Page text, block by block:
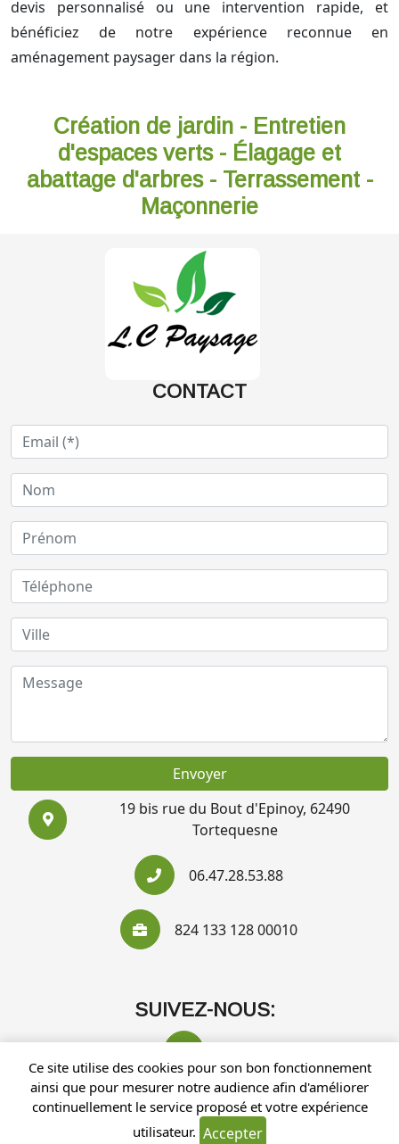
devis personnalisé ou une intervention rapide, et
bénéficiez de notre expérience reconnue en
aménagement paysager dans la région.
Création de jardin - Entretien
d'espaces verts - Élagage et
abattage d'arbres - Terrassement -
Maçonnerie
CONTACT
Envoyer
19 bis rue du Bout d'Epinoy, 62490
Tortequesne
06.47.28.53.88
824 133 128 00010
SUIVEZ-NOUS:
Recherches fréquentes
Ce site utilise des cookies pour son bon fonctionnement
ainsi que pour mesurer notre audience afin d'améliorer
continuellement le service proposé et votre expérience
utilisateur. Accepter